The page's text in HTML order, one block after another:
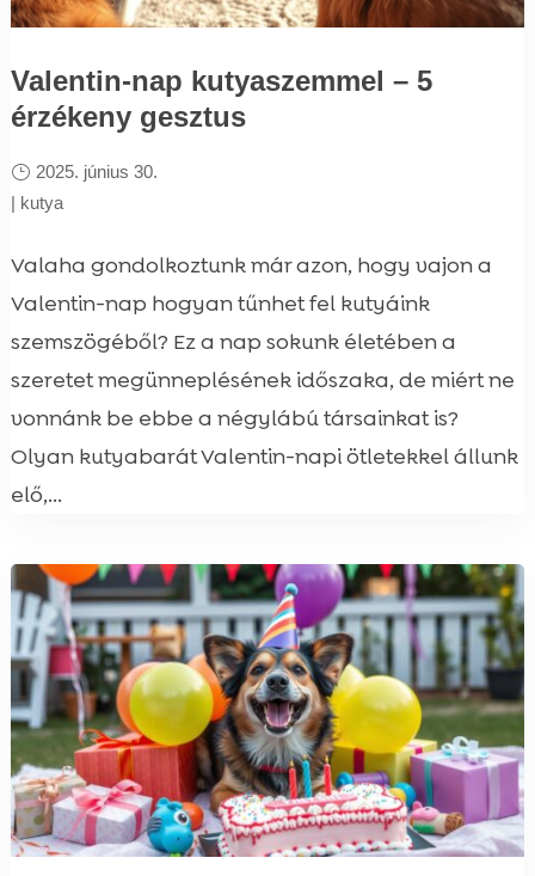
Valentin-nap kutyaszemmel – 5
érzékeny gesztus
2025. június 30.
| kutya
Valaha gondolkoztunk már azon, hogy vajon a
Valentin-nap hogyan tűnhet fel kutyáink
szemszögéből? Ez a nap sokunk életében a
szeretet megünneplésének időszaka, de miért ne
vonnánk be ebbe a négylábú társainkat is?
Olyan kutyabarát Valentin-napi ötletekkel állunk
elő,...